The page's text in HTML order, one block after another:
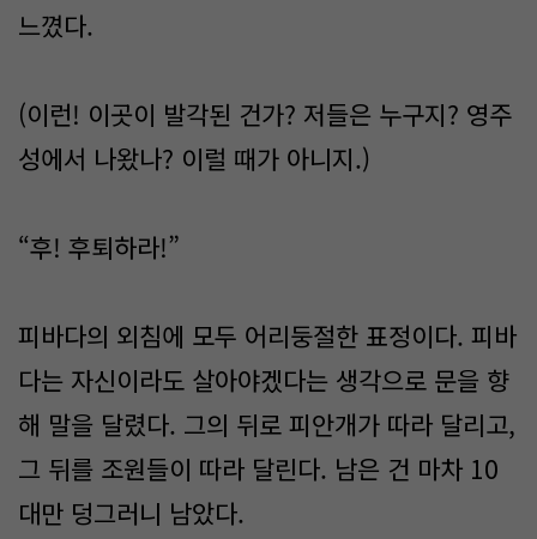
느꼈다.
(이런! 이곳이 발각된 건가? 저들은 누구지? 영주
성에서 나왔나? 이럴 때가 아니지.)
“후! 후퇴하라!”
피바다의 외침에 모두 어리둥절한 표정이다. 피바
다는 자신이라도 살아야겠다는 생각으로 문을 향
해 말을 달렸다. 그의 뒤로 피안개가 따라 달리고,
그 뒤를 조원들이 따라 달린다. 남은 건 마차 10
대만 덩그러니 남았다.